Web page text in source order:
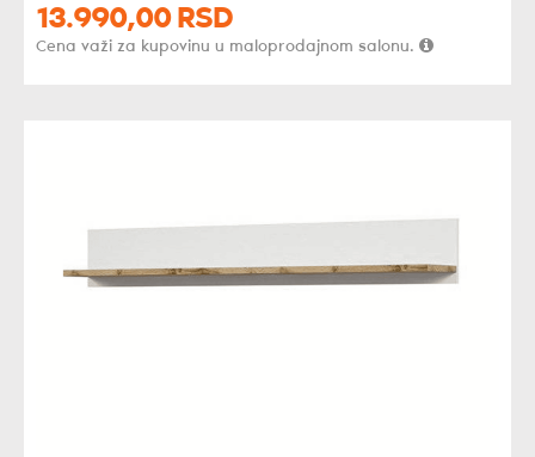
13.990,00 RSD
Cena važi za kupovinu u maloprodajnom salonu.